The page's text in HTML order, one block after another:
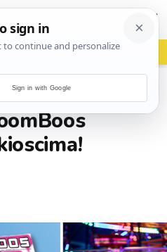
vrh! woot?!
Sign in with Google